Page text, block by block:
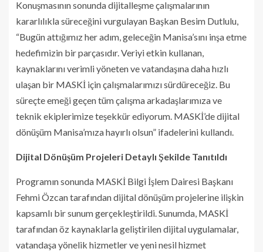
Konuşmasının sonunda dijitalleşme çalışmalarının
kararlılıkla süreceğini vurgulayan Başkan Besim Dutlulu,
“Bugün attığımız her adım, geleceğin Manisa’sını inşa etme
hedefimizin bir parçasıdır. Veriyi etkin kullanan,
kaynaklarını verimli yöneten ve vatandaşına daha hızlı
ulaşan bir MASKİ için çalışmalarımızı sürdüreceğiz. Bu
süreçte emeği geçen tüm çalışma arkadaşlarımıza ve
teknik ekiplerimize teşekkür ediyorum. MASKİ’de dijital
dönüşüm Manisa’mıza hayırlı olsun” ifadelerini kullandı.
Dijital Dönüşüm Projeleri Detaylı Şekilde Tanıtıldı
Programın sonunda MASKİ Bilgi İşlem Dairesi Başkanı
Fehmi Özcan tarafından dijital dönüşüm projelerine ilişkin
kapsamlı bir sunum gerçekleştirildi. Sunumda, MASKİ
tarafından öz kaynaklarla geliştirilen dijital uygulamalar,
vatandaşa yönelik hizmetler ve yeni nesil hizmet